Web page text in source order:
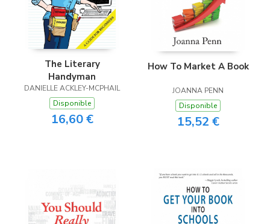
The Literary
Handyman
DANIELLE ACKLEY-MCPHAIL
Disponible
16,60 €
How To Market A Book
JOANNA PENN
Disponible
15,52 €